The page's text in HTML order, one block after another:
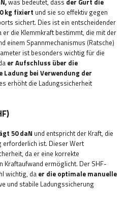
kg fixiert und sie so effektiv gegen
sichert. Dies ist ein entscheidender
die Klemmkraft bestimmt, die mit der
einem Spannmechanismus (Ratsche)
ist besonders wichtig für die
er Aufschluss über die
bei Verwendung der
erhöht die Ladungssicherheit
50 daN und entspricht der Kraft, die
erforderlich ist. Dieser Wert
da er eine korrekte
Kraftaufwand ermöglicht. Der SHF-
wichtig, da er die optimale manuelle
und stabile Ladungssicherung